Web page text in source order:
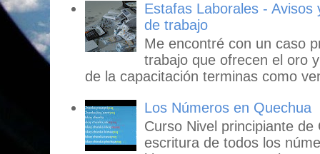
Estafas Laborales -
de trabajo
Me encontré con un caso
trabajo que ofrecen el oro
de la capacitación terminas como
Los Números en Quechua
Curso Nivel principiante
escritura de todos los